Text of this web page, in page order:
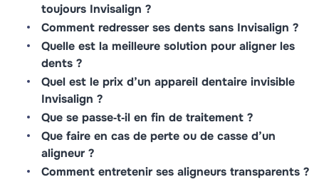
toujours Invisalign ?
Comment redresser ses dents sans Invisalign ?
Quelle est la meilleure solution pour aligner les
dents ?
Quel est le prix d’un appareil dentaire invisible
Invisalign ?
Que se passe‑t‑il en fin de traitement ?
Que faire en cas de perte ou de casse d’un
aligneur ?
Comment entretenir ses aligneurs transparents ?